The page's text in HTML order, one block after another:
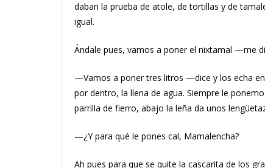
daban la prueba de atole, de tortillas y de
igual.
Ándale pues, vamos a poner el nixtamal —me
—Vamos a poner tres litros —dice y los echa
por dentro, la llena de agua. Siempre le
parrilla de fierro, abajo la leña da unos
—¿Y para qué le pones cal, Mamalencha?
Ah pues para que se quite la cascarita de los